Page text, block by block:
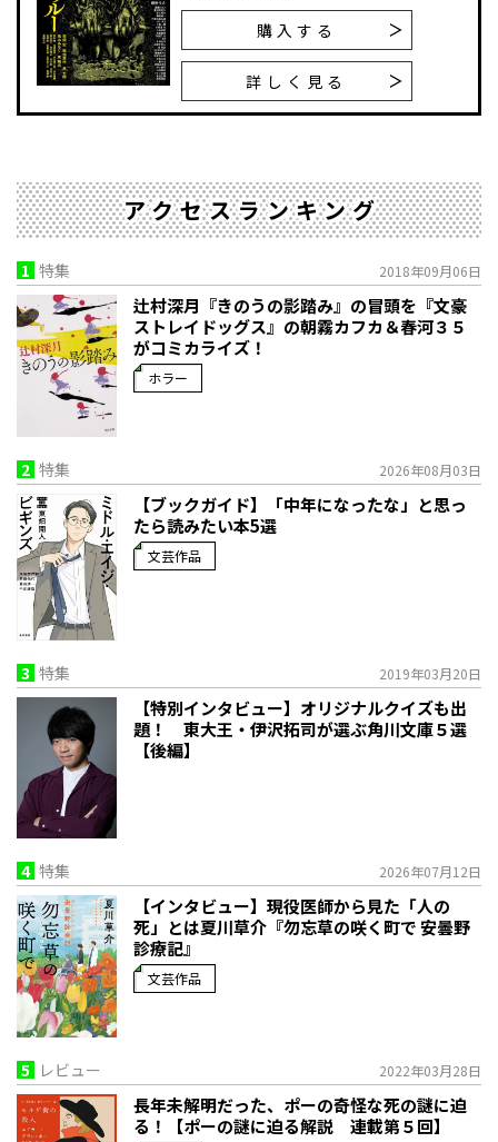
購入する
詳しく見る
アクセスランキング
1 特集 2018年09月06日
辻村深月『きのうの影踏み』の冒頭を『文豪
ストレイドッグス』の朝霧カフカ＆春河３５
がコミカライズ！
ホラー
2 特集 2026年08月03日
【ブックガイド】「中年になったな」と思っ
たら読みたい本5選
文芸作品
3 特集 2019年03月20日
【特別インタビュー】オリジナルクイズも出
題！ 東大王・伊沢拓司が選ぶ角川文庫５選
【後編】
4 特集 2026年07月12日
【インタビュー】現役医師から見た「人の
死」とは――夏川草介『勿忘草の咲く町で 安曇野
診療記』
文芸作品
5 レビュー 2022年03月28日
長年未解明だった、ポーの奇怪な死の謎に迫
る！【ポーの謎に迫る解説 連載第５回】